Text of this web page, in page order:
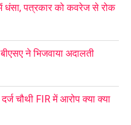
धंसा, पत्रकार को कवरेज से रोक
ने भिजवाया अदालती
चौथी FIR में आरोप क्या क्या